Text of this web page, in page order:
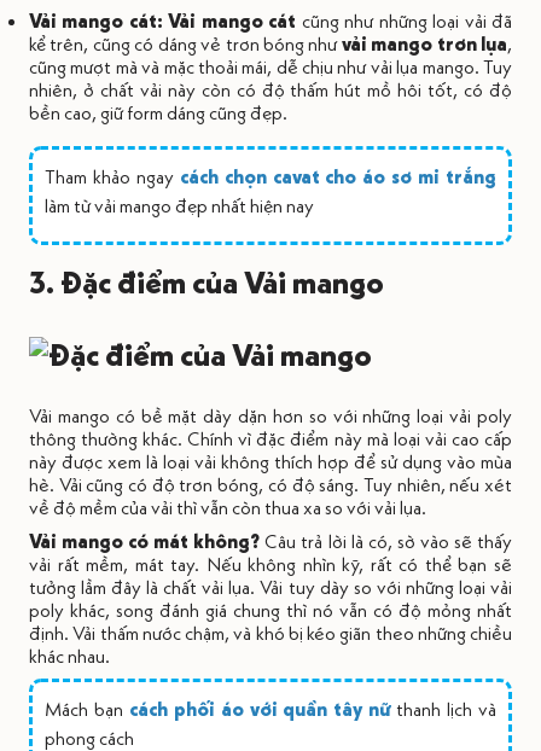
Vải mango cát: Vải mango cát cũng như những loại vải đã
kể trên, cũng có dáng vẻ trơn bóng nhưvải mango trơn lụa,
cũng mượt mà và mặc thoải mái, dễ chịu như vải lụa mango. Tuy
nhiên, ở chất vải này còn có độ thấm hút mồ hôi tốt, có độ
bền cao, giữ form dáng cũng đẹp.
Tham khảo ngay cách chọn cavat cho áo sơ mi trắng
làm từ vải mango đẹp nhất hiện nay
3. Đặc điểm của Vải mango
Vải mango có bề mặt dày dặn hơn so với những loại vải poly
thông thường khác. Chính vì đặc điểm này mà loại vải cao cấp
này được xem là loại vải không thích hợp để sử dụng vào mùa
hè. Vải cũng có độ trơn bóng, có độ sáng. Tuy nhiên, nếu xét
về độ mềm của vải thì vẫn còn thua xa so với vải lụa.
Vải mango có mát không?Câu trả lời là có, sờ vào sẽ thấy
vải rất mềm, mát tay. Nếu không nhìn kỹ, rất có thể bạn sẽ
tưởng lầm đây là chất vải lụa. Vải tuy dày so với những loại vải
poly khác, song đánh giá chung thì nó vẫn có độ mỏng nhất
định. Vải thấm nước chậm, và khó bị kéo giãn theo những chiều
khác nhau.
Mách bạn cách phối áo với quần tây nữthanh lịch và
phong cách